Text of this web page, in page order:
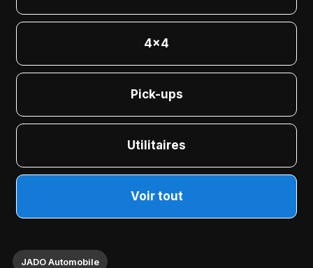
4x4
Pick-ups
Utilitaires
Voir tout
JADO Automobile